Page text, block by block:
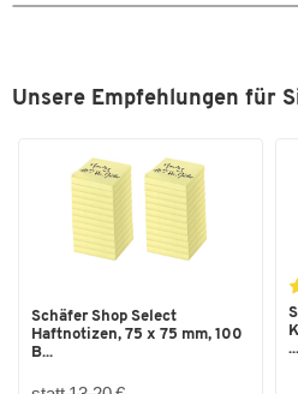
Investieren Sie jetzt in Ausstattung
Unsere Empfehlungen für
Schäfer Shop Select
Haftnotizen, 75 x 75 mm, 100
B...
...